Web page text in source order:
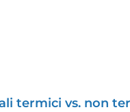
termici vs. non